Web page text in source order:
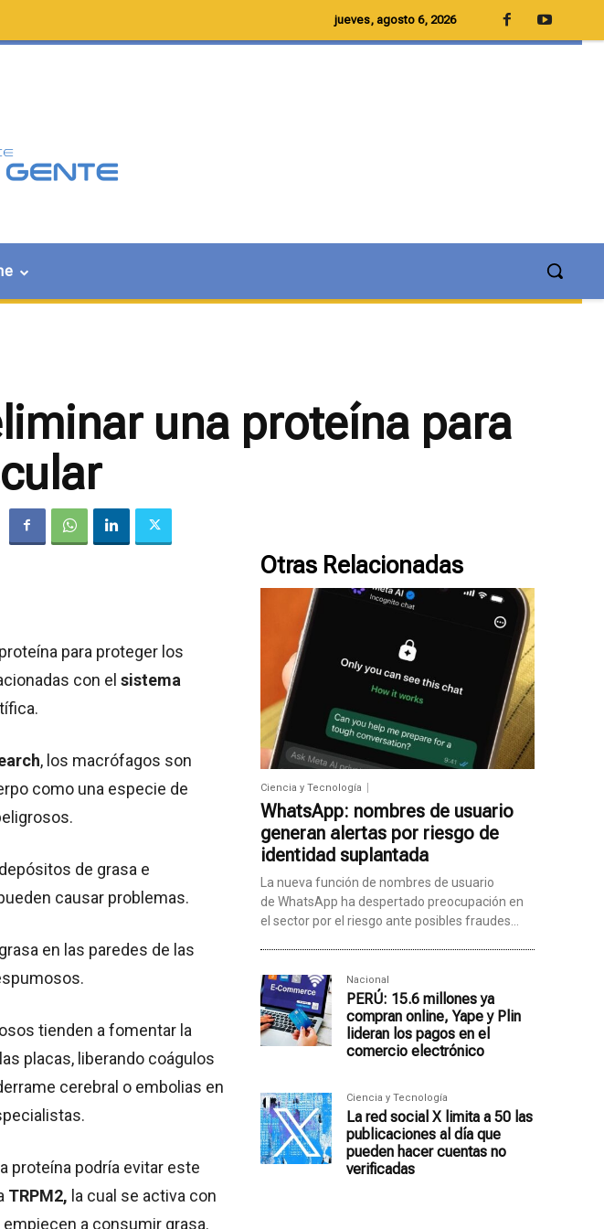
jueves, agosto 6, 2026
una proteína para
para proteger los
con el sistema
, los macrófagos son
como una especie de
de grasa e
causar problemas.
en las paredes de las
tienden a fomentar la
placas, liberando coágulos
cerebral o embolias en
proteína podría evitar este
TRPM2, la cual se activa con
a consumir grasa.
Otras Relacionadas
Ciencia y Tecnología
WhatsApp: nombres de usuario
generan alertas por riesgo de
identidad suplantada
La nueva función de nombres de usuario
de WhatsApp ha despertado preocupación en
el sector por el riesgo ante posibles fraudes...
Nacional
PERÚ: 15.6 millones ya
compran online, Yape y Plin
lideran los pagos en el
comercio electrónico
Ciencia y Tecnología
La red social X limita a 50 las
publicaciones al día que
pueden hacer cuentas no
verificadas